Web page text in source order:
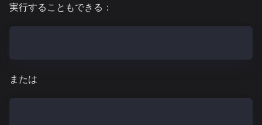
実行することもできる：
または